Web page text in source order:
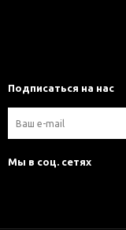
Подписаться на нас
Мы в соц. сетях